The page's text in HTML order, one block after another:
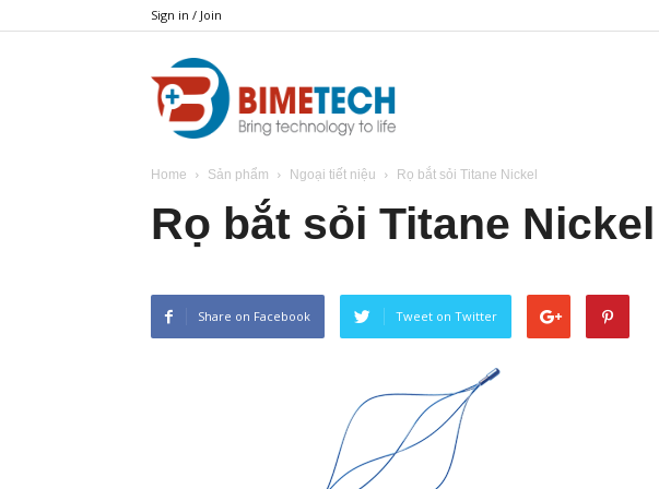
Sign in / Join
Home Sản phẩm Ngoại tiết niệu Rọ bắt sỏi Titane Nickel
Rọ bắt sỏi Titane Nickel
Share on Facebook Tweet on Twitter